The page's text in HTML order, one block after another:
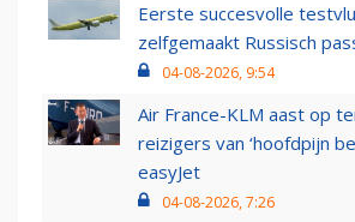
Eerste succesvolle
zelfgemaakt Russisch
04-08-2026, 9:54
Air France-KLM aast op
reizigers van ‘hoofdpijn
easyJet
04-08-2026, 7:26